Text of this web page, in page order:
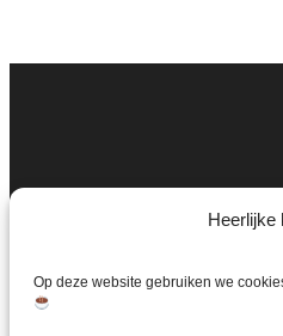
Heerlijke
Op deze website gebruiken we